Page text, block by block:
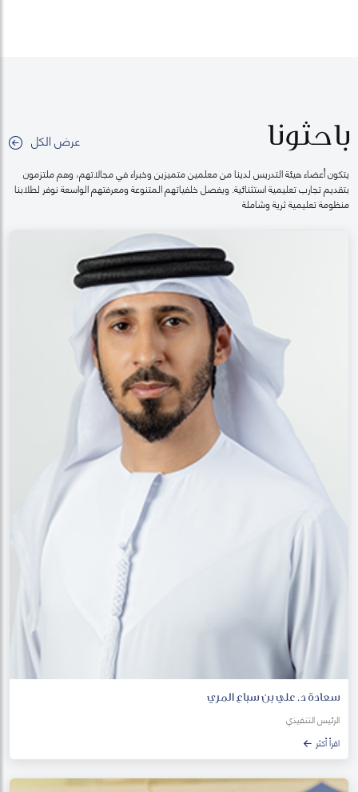
باحثونا عرض الكل
يتكون أعضاء هيئة التدريس لدينا من معلمين متميزين وخبراء في مجالاتهم، وهم ملتزمون
بتقديم تجارب تعليمية استثنائية. ويفصل خلفياتهم المتنوعة ومعرفتهم الواسعة نوفر لطلابنا
منظومة تعليمية ثرية وشاملة
سعادة د. علي بن سباع المري
الرئيس التنفيذي
اقرأ أكثر